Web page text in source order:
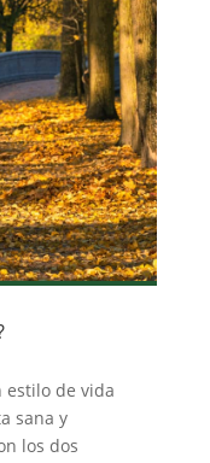
estilo de vida
sana y
los dos